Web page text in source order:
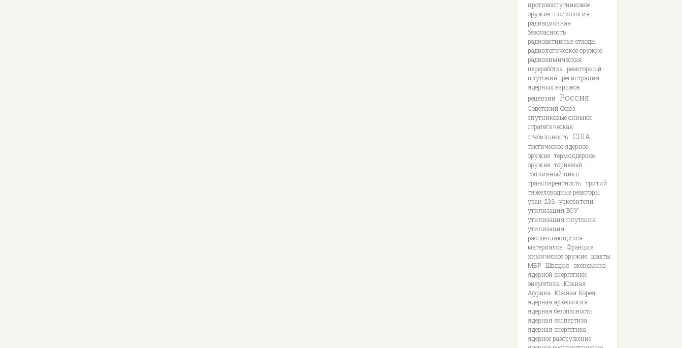
противоспутниковое
оружие психология
радиационная
безопасность
радиоактивные отходы
радиологическое оружие
радиохимическая
переработка реакторный
плутоний регистрация
ядерных взрывов
рецензии Россия
Советский Союз
спутниковые снимки
стратегическая
стабильность
США
тактическое ядерное
оружие термоядерное
оружие ториевый
топливный цикл
транспарентность тритий
тяжеловодные реакторы
уран-233 ускорители
утилизация ВОУ
утилизация плутония
утилизация
расщепляющихся
материалов Франция
химическое оружие шахты
МБР Швеция экономика
ядерной энергетики
энергетика Южная
Африка Южная Корея
ядерная археология
ядерная безопасность
ядерная экспертиза
ядерная энергетика
ядерное разоружение